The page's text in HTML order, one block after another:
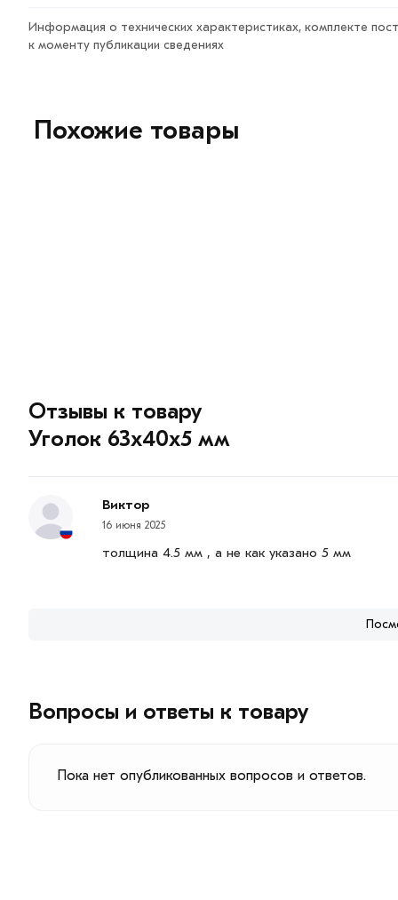
Информация о технических характеристиках, комплекте
к моменту публикации сведениях
Похожие товары
Отзывы к товару
Уголок 63х40х5 мм
Виктор
16 июня 2025
толщина 4.5 мм , а не как указано 5 мм
Вопросы и ответы к товару
Пока нет опубликованных вопросов и ответов.